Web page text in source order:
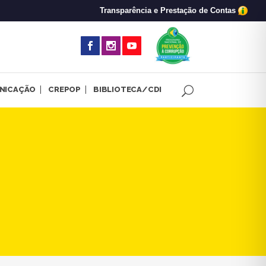
Transparência e Prestação de Contas
CREPOP BIBLIOTECA/CDI
de estágio em Psicologia